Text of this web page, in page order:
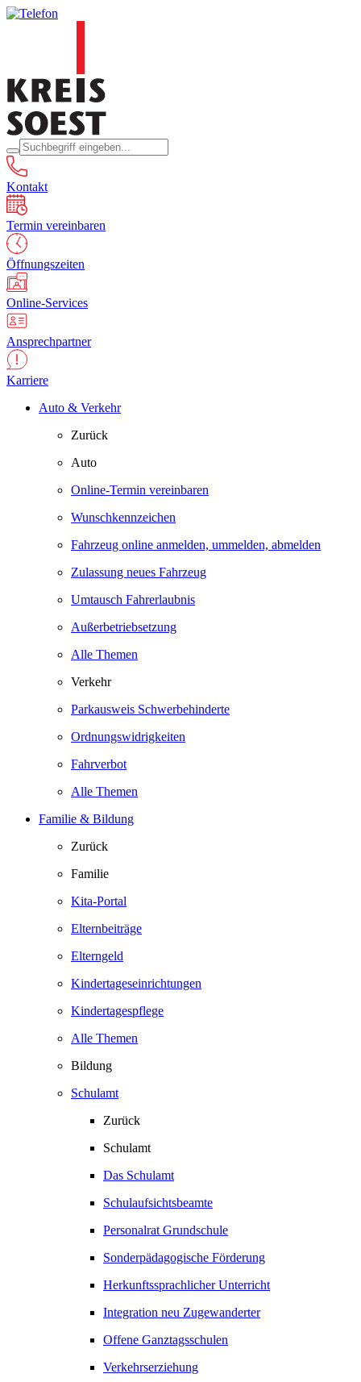
Kontakt
Termin vereinbaren
Öffnungszeiten
Online-Services
Ansprechpartner
Karriere
Auto & Verkehr
Zurück
Auto
Online-Termin vereinbaren
Wunschkennzeichen
Fahrzeug online anmelden, ummelden, abmelden
Zulassung neues Fahrzeug
Umtausch Fahrerlaubnis
Außerbetriebsetzung
Alle Themen
Verkehr
Parkausweis Schwerbehinderte
Ordnungswidrigkeiten
Fahrverbot
Alle Themen
Familie & Bildung
Zurück
Familie
Kita-Portal
Elternbeiträge
Elterngeld
Kindertageseinrichtungen
Kindertagespflege
Alle Themen
Bildung
Schulamt
Zurück
Schulamt
Das Schulamt
Schulaufsichtsbeamte
Personalrat Grundschule
Sonderpädagogische Förderung
Herkunftssprachlicher Unterricht
Integration neu Zugewanderter
Offene Ganztagsschulen
Verkehrserziehung